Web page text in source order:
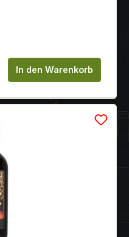
den
In den Warenkorb